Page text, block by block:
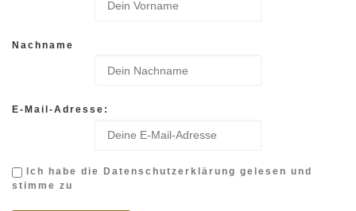
Nachname
E-Mail-Adresse:
Ich habe die Datenschutzerklärung gelesen und
stimme zu